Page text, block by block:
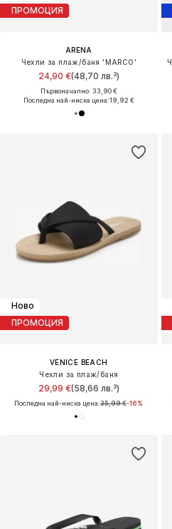
ПРОМОЦИЯ
ARENA
Чехли за плаж/баня 'MARCO'
24,90 €(48,70 лв.³)
Първоначално: 33,90 €
Последна най-ниска цена:19,92 €
Ново
ПРОМОЦИЯ
VENICE BEACH
Чехли за плаж/баня
29,99 €(58,66 лв.³)
Последна най-ниска цена:35,99 €-16%